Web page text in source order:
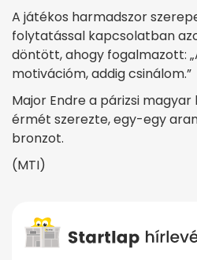
A játékos harmadszor
folytatással kapcsolatban
döntött, ahogy fogalmazott:
motivációm, addig csinálom.”
Major Endre a párizsi
érmét szerezte, egy-egy
bronzot.
(MTI)